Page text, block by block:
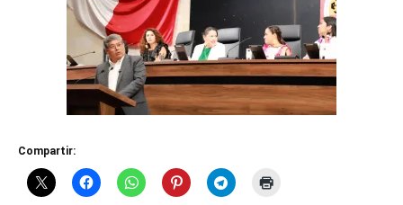
Compartir: